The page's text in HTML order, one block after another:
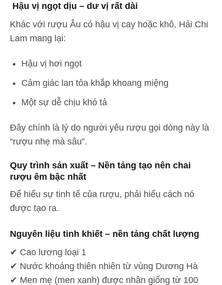
Hậu vị ngọt dịu – dư vị rất dài
Khác với rượu Âu có hậu vị cay hoặc khô, Hải Chi
Lam mang lại:
Hậu vị hơi ngọt
Cảm giác lan tỏa khắp khoang miệng
Một sự dễ chịu khó tả
Đây chính là lý do người yêu rượu gọi dòng này là
“rượu nhẹ mà sâu”.
Quy trình sản xuất – Nền tảng tạo nên chai
rượu êm bậc nhất
Để hiểu sự tinh tế của rượu, phải hiểu cách nó
được tạo ra.
Nguyên liệu tinh khiết – nền tảng chất lượng
✔ Cao lương loại 1
✔ Nước khoáng thiên nhiên từ vùng Dương Hà
✔ Men mẹ (men xanh) được nhân giống từ 100